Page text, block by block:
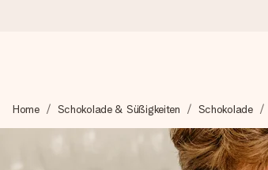
Wir bereiten dein Geschenk sorgfältig vor
zählt.
Home Schokolade & Süßigkeiten Schokolade